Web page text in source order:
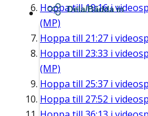
Hoppa till19:16i
(MP)
Hoppa till 21:27 i
Hoppa till 23:33 i
(MP)
Hoppa till 25:37 i
Hoppa till 27:52 i
Dela/Bädda in